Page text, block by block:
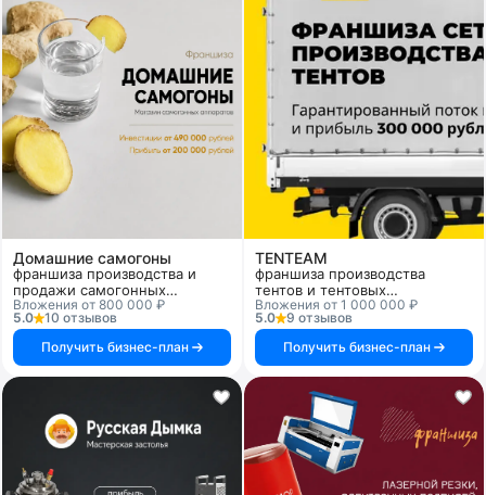
Домашние самогоны
франшиза производства и
продажи самогонных
аппаратов, пивоварен,
аксессуаров
Вложения от 800 000 ₽
5.0
10 отзывов
Получить бизнес-план
TENTEAM
франшиза производства
тентов и тентовых
конструкций
Вложения от 1 000 000 ₽
5.0
9 отзывов
Получить бизнес-план